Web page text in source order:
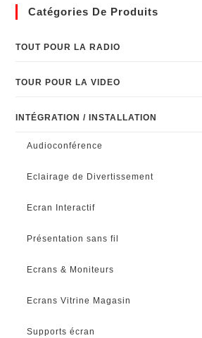
Catégories De Produits
TOUT POUR LA RADIO
TOUR POUR LA VIDEO
INTÉGRATION / INSTALLATION
Audioconférence
Eclairage de Divertissement
Ecran Interactif
Présentation sans fil
Ecrans & Moniteurs
Ecrans Vitrine Magasin
Supports écran